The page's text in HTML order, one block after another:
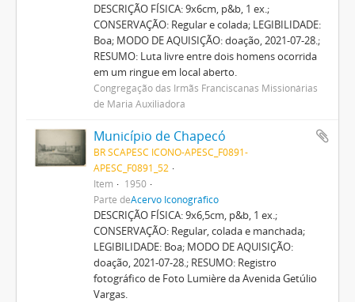
DESCRIÇÃO FÍSICA: 9x6cm, p&b, 1 ex.;
CONSERVAÇÃO: Regular e colada; LEGIBILIDADE:
Boa; MODO DE AQUISIÇÃO: doação, 2021-07-28.;
RESUMO: Luta livre entre dois homens ocorrida
em um ringue em local aberto.
Congregação das Irmãs Franciscanas Missionárias
de Maria Auxiliadora
Município de Chapecó
BR SCAPESC ICONO-APESC_F0891-
APESC_F0891_52
Item
1950
Parte deAcervo Iconográfico
DESCRIÇÃO FÍSICA: 9x6,5cm, p&b, 1 ex.;
CONSERVAÇÃO: Regular, colada e manchada;
LEGIBILIDADE: Boa; MODO DE AQUISIÇÃO:
doação, 2021-07-28.; RESUMO: Registro
fotográfico de Foto Lumière da Avenida Getúlio
Vargas.